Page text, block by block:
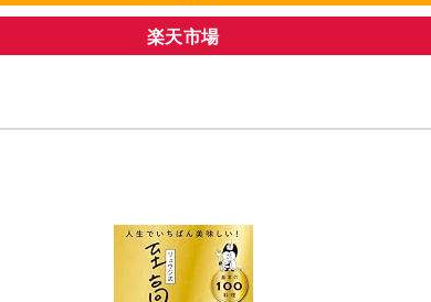
楽天市場